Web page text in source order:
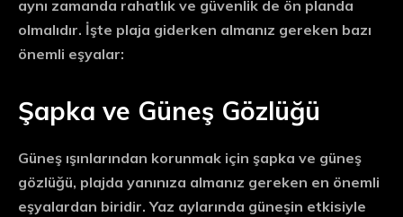
aynı zamanda rahatlık ve güvenlik de ön planda
olmalıdır. İşte plaja giderken almanız gereken bazı
önemli eşyalar:
Şapka ve Güneş Gözlüğü
Güneş ışınlarından korunmak için şapka ve güneş
gözlüğü, plajda yanınıza almanız gereken en önemli
eşyalardan biridir. Yaz aylarında güneşin etkisiyle